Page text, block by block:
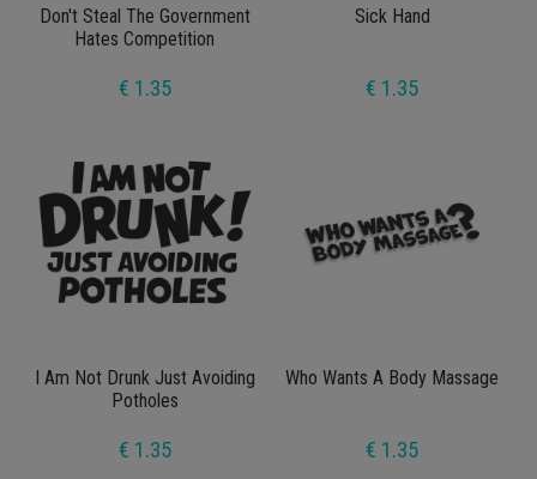
Don't Steal The Government
Hates Competition
€ 1.35
Sick Hand
€ 1.35
I Am Not Drunk Just Avoiding
Potholes
€ 1.35
Who Wants A Body Massage
€ 1.35